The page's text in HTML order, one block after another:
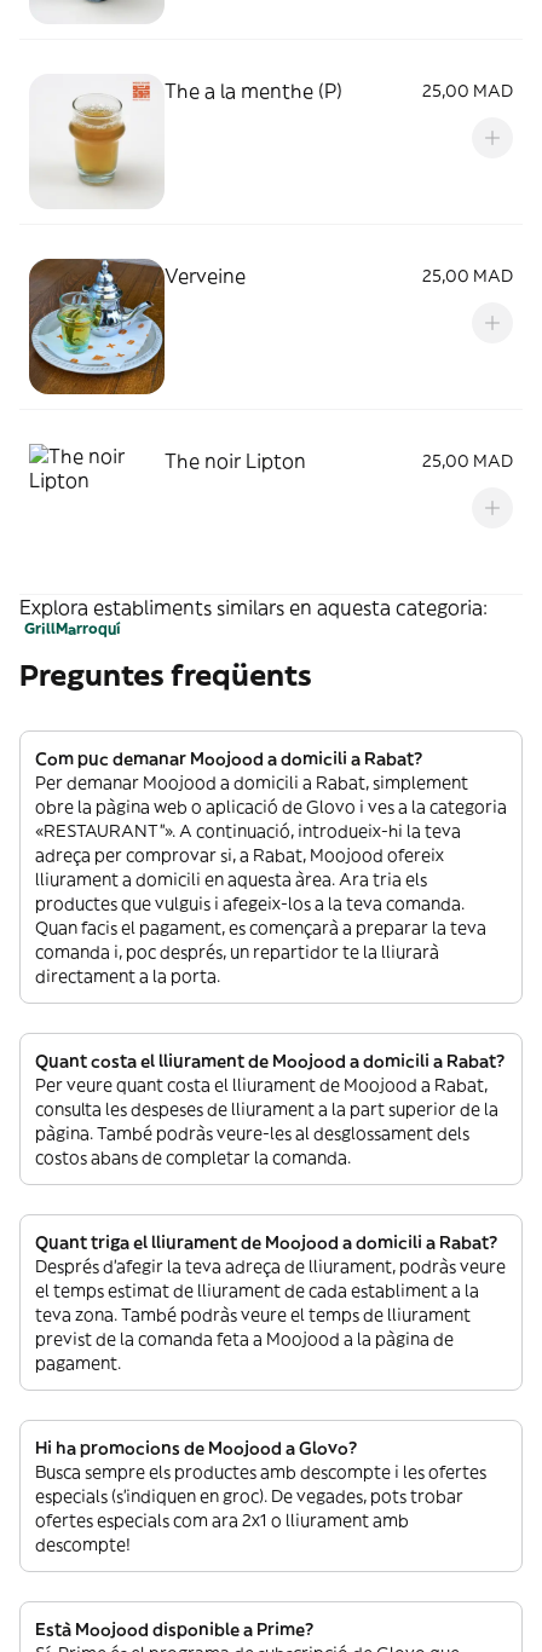
The a la menthe (P) 25,00 MAD
Verveine 25,00 MAD
The noir Lipton 25,00 MAD
Explora establiments similars en aquesta categoria:
GrillMarroquí
Preguntes freqüents
Com puc demanar Moojood a domicili a Rabat?
Per demanar Moojood a domicili a Rabat, simplement
obre la pàgina web o aplicació de Glovo i ves a la categoria
«RESTAURANT”». A continuació, introdueix-hi la teva
adreça per comprovar si, a Rabat, Moojood ofereix
lliurament a domicili en aquesta àrea. Ara tria els
productes que vulguis i afegeix-los a la teva comanda.
Quan facis el pagament, es començarà a preparar la teva
comanda i, poc després, un repartidor te la lliurarà
directament a la porta.
Quant costa el lliurament de Moojood a domicili a Rabat?
Per veure quant costa el lliurament de Moojood a Rabat,
consulta les despeses de lliurament a la part superior de la
pàgina. També podràs veure-les al desglossament dels
costos abans de completar la comanda.
Quant triga el lliurament de Moojood a domicili a Rabat?
Després d’afegir la teva adreça de lliurament, podràs veure
el temps estimat de lliurament de cada establiment a la
teva zona. També podràs veure el temps de lliurament
previst de la comanda feta a Moojood a la pàgina de
pagament.
Hi ha promocions de Moojood a Glovo?
Busca sempre els productes amb descompte i les ofertes
especials (s’indiquen en groc). De vegades, pots trobar
ofertes especials com ara 2x1 o lliurament amb
descompte!
Està Moojood disponible a Prime?